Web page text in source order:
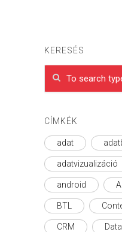
KERESÉS
CÍMKÉK
adat
adatvizualizáció
android
BTL
CRM Data